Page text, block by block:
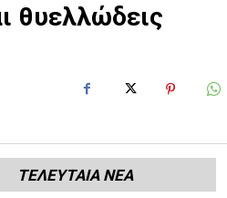
θυελλώδεις
ΤΕΛΕΥΤΑΙΑ ΝΕΑ